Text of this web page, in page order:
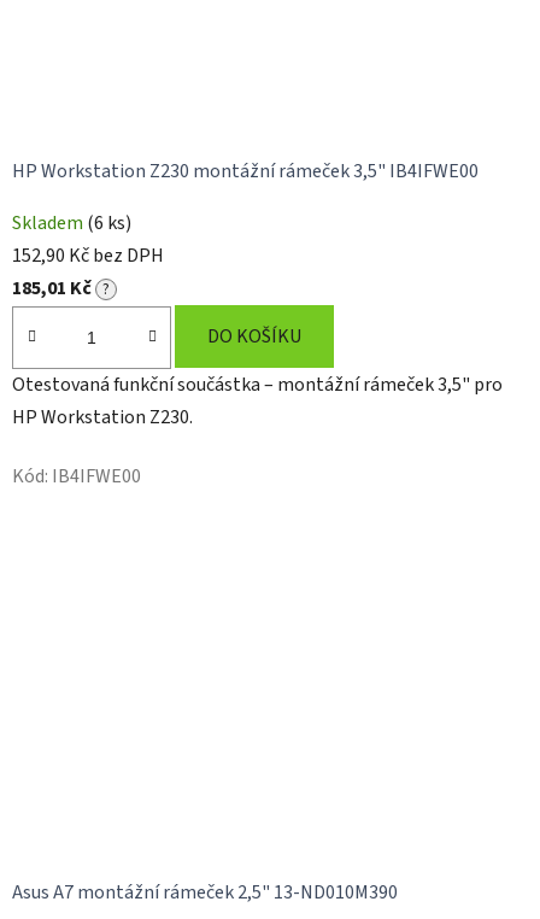
HP Workstation Z230 montážní rámeček 3,5" IB4IFWE00
Skladem (6 ks)
152,90 Kč bez DPH
185,01 Kč ?
DO KOŠÍKU
Otestovaná funkční součástka – montážní rámeček 3,5" pro
HP Workstation Z230.
Kód: IB4IFWE00
Asus A7 montážní rámeček 2,5" 13-ND010M390